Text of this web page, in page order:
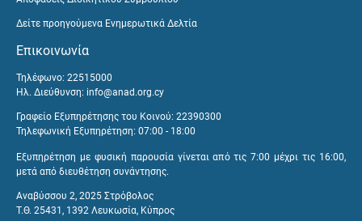
Δείτε προηγούμενα Ενημερωτικά Δελτία
Επικοινωνία
Τηλέφωνο: 22515000
Ηλ. Διεύθυνση: info@anad.org.cy
Γραφείο Εξυπηρέτησης του Κοινού: 22390300
Τηλεφωνική Εξυπηρέτηση: 07:00 - 18:00
Εξυπηρέτηση με φυσική παρουσία γίνεται από τις 7:00 μέχρι τις 16:00,
μετά από διευθέτηση συνάντησης.
Αναβύσσου 2, 2025 Στρόβολος
Τ.Θ. 25431, 1392 Λευκωσία, Κύπρος